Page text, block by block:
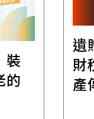
裝
的
遺
財
產